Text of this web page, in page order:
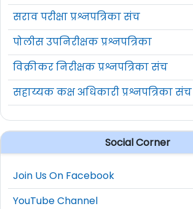
सराव परीक्षा प्रश्नपत्रिका संच
पोलीस उपनिरीक्षक प्रश्नपत्रिका
विक्रीकर निरीक्षक प्रश्नपत्रिका संच
सहाय्यक कक्ष अधिकारी प्रश्नपत्रिका संच
Social Corner
Join Us On Facebook
YouTube Channel